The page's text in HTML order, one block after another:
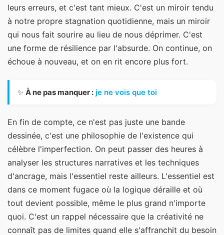
leurs erreurs, et c'est tant mieux. C'est un miroir tendu
à notre propre stagnation quotidienne, mais un miroir
qui nous fait sourire au lieu de nous déprimer. C'est
une forme de résilience par l'absurde. On continue, on
échoue à nouveau, et on en rit encore plus fort.
✨ À ne pas manquer : je ne vois que toi
En fin de compte, ce n'est pas juste une bande
dessinée, c'est une philosophie de l'existence qui
célèbre l'imperfection. On peut passer des heures à
analyser les structures narratives et les techniques
d'ancrage, mais l'essentiel reste ailleurs. L'essentiel est
dans ce moment fugace où la logique déraille et où
tout devient possible, même le plus grand n'importe
quoi. C'est un rappel nécessaire que la créativité ne
connaît pas de limites quand elle s'affranchit du besoin